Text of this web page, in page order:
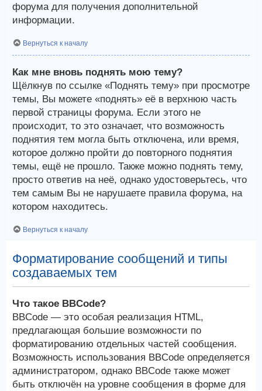
форума для получения дополнительной
информации.
Вернуться к началу
Как мне вновь поднять мою тему?
Щёлкнув по ссылке «Поднять тему» при просмотре
темы, Вы можете «поднять» её в верхнюю часть
первой страницы форума. Если этого не
происходит, то это означает, что возможность
поднятия тем могла быть отключена, или время,
которое должно пройти до повторного поднятия
темы, ещё не прошло. Также можно поднять тему,
просто ответив на неё, однако удостоверьтесь, что
тем самым Вы не нарушаете правила форума, на
котором находитесь.
Вернуться к началу
Форматирование сообщений и типы
создаваемых тем
Что такое BBCode?
BBCode — это особая реализация HTML,
предлагающая большие возможности по
форматированию отдельных частей сообщения.
Возможность использования BBCode определяется
администратором, однако BBCode также может
быть отключён на уровне сообщения в форме для